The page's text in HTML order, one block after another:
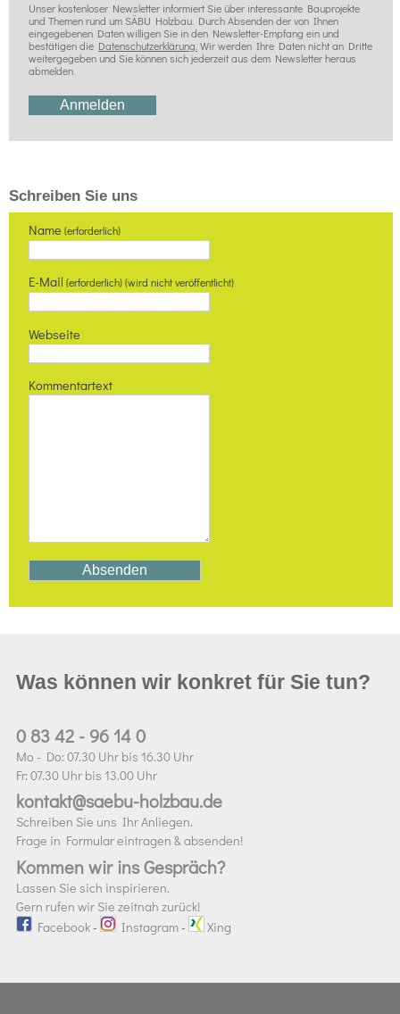
Unser kostenloser Newsletter informiert Sie über interessante Bauprojekte
und Themen rund um SÄBU Holzbau. Durch Absenden der von Ihnen
eingegebenen Daten willigen Sie in den Newsletter-Empfang ein und
bestätigen die Datenschutzerklärung. Wir werden Ihre Daten nicht an Dritte
weitergegeben und Sie können sich jederzeit aus dem Newsletter heraus
abmelden.
Schreiben Sie uns
Name (erforderlich)
E-Mail (erforderlich) (wird nicht veröffentlicht)
Webseite
Kommentartext
Was können wir konkret für Sie tun?
0 83 42 - 96 14 0
Mo - Do: 07.30 Uhr bis 16.30 Uhr
Fr: 07.30 Uhr bis 13.00 Uhr
kontakt@saebu-holzbau.de
Schreiben Sie uns Ihr Anliegen.
Frage in Formular eintragen & absenden!
Kommen wir ins Gespräch?
Lassen Sie sich inspirieren.
Gern rufen wir Sie zeitnah zurück!
Facebook- Instagram- Xing